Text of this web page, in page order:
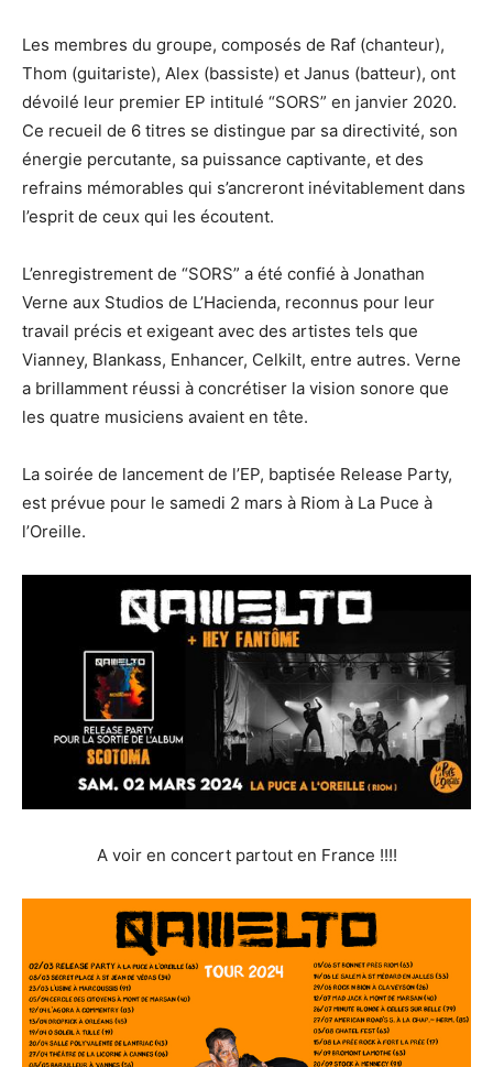
Les membres du groupe, composés de Raf (chanteur),
Thom (guitariste), Alex (bassiste) et Janus (batteur), ont
dévoilé leur premier EP intitulé “SORS” en janvier 2020.
Ce recueil de 6 titres se distingue par sa directivité, son
énergie percutante, sa puissance captivante, et des
refrains mémorables qui s’ancreront inévitablement dans
l’esprit de ceux qui les écoutent.
L’enregistrement de “SORS” a été confié à Jonathan
Verne aux Studios de L’Hacienda, reconnus pour leur
travail précis et exigeant avec des artistes tels que
Vianney, Blankass, Enhancer, Celkilt, entre autres. Verne
a brillamment réussi à concrétiser la vision sonore que
les quatre musiciens avaient en tête.
La soirée de lancement de l’EP, baptisée Release Party,
est prévue pour le samedi 2 mars à Riom à La Puce à
l’Oreille.
A voir en concert partout en France !!!!